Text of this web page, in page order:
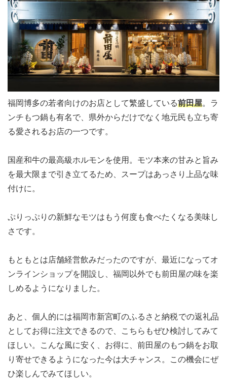
福岡博多の若者向けのお店として繁盛している前田屋。ラ
ンチもつ鍋も有名で、県外からだけでなく地元民も立ち寄
る愛されるお店の一つです。
国産和牛の最高級ホルモンを使用。モツ本来の甘みと旨み
を最大限まで引き立てるため、スープはあっさり上品な味
付けに。
ぷりっぷりの新鮮なモツはもう何度も食べたくなる美味し
さです。
もともとは店舗経営飲みだったのですが、最近になってオ
ンラインショップを開設し、福岡以外でも前田屋の味を楽
しめるようになりました。
あと、個人的には福岡市新宮町のふるさと納税での返礼品
としてお得に注文できるので、こちらもぜひ検討してみて
ほしい。こんな風に安く、お得に、前田屋のもつ鍋をお取
り寄せできるようになった今は大チャンス。この機会にぜ
ひ楽しんでみてほしい。